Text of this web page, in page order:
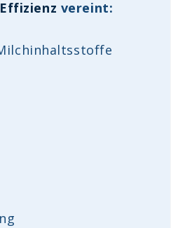
Effizienz vereint: